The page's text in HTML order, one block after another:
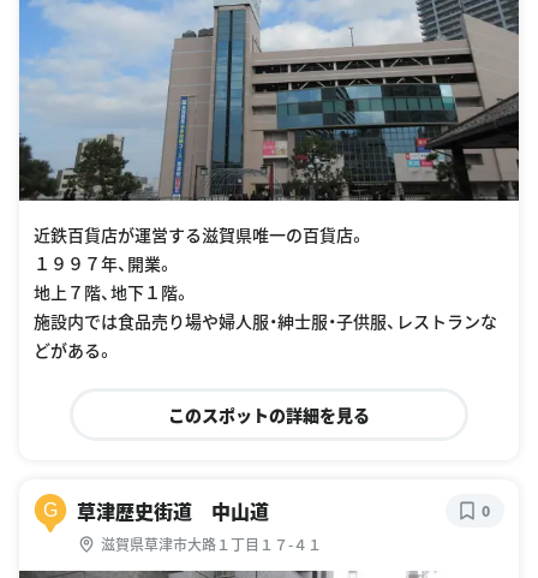
近鉄百貨店が運営する滋賀県唯一の百貨店。
１９９７年、開業。
地上７階、地下１階。
施設内では食品売り場や婦人服・紳士服・子供服、レストランな
どがある。
このスポットの詳細を見る
G 草津歴史街道 中山道
滋賀県草津市大路１丁目１７-４１
0